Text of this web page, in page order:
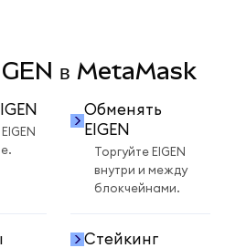
в MetaMask
Обменять
EIGEN
Торгуйте EIGEN
внутри и между
блокчейнами.
Стейкинг